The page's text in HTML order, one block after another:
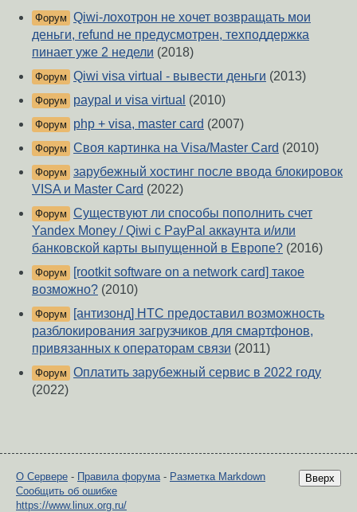
Форум Qiwi-лохотрон не хочет возвращать мои
деньги, refund не предусмотрен, техподдержка
пинает уже 2 недели (2018)
Форум Qiwi visa virtual - вывести деньги (2013)
Форум paypal и visa virtual (2010)
Форум php + visa, master card (2007)
Форум Своя картинка на Visa/Master Card (2010)
Форум зарубежный хостинг после ввода блокировок
VISA и Master Card (2022)
Форум Существуют ли способы пополнить счет
Yandex Money / Qiwi с PayPal аккаунта и/или
банковской карты выпущенной в Европе? (2016)
Форум
[rootkit software on a network card] такое
возможно? (2010)
Форум
[антизонд] HTC предоставил возможность
разблокирования загрузчиков для смартфонов,
привязанных к операторам связи (2011)
Форум Оплатить зарубежный сервис в 2022 году
(2022)
Вверх
О Сервере - Правила форума - Разметка Markdown
Сообщить об ошибке
https://www.linux.org.ru/